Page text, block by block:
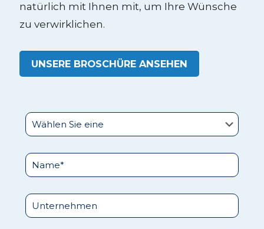
natürlich mit Ihnen mit, um Ihre Wünsche
zu verwirklichen.
UNSERE BROSCHÜRE ANSEHEN